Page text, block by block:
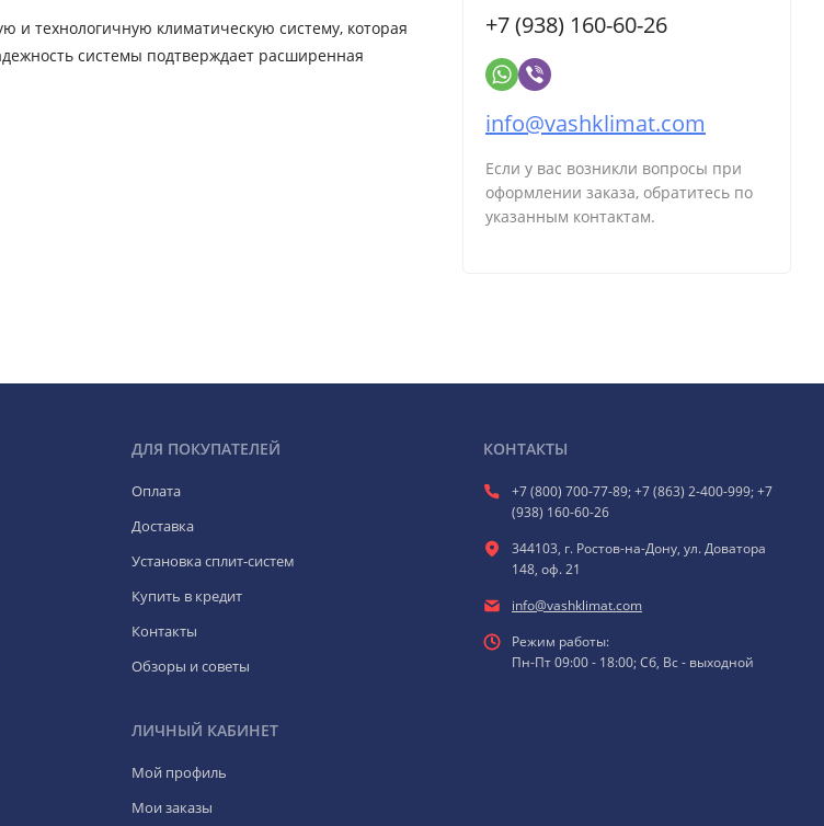
и технологичную климатическую систему, которая
системы подтверждает расширенная
+7 (938) 160-60-26
info@vashklimat.com
Если у вас возникли вопросы при
оформлении заказа, обратитесь по
указанным контактам.
ДЛЯ ПОКУПАТЕЛЕЙ
Оплата
Доставка
Установка сплит-систем
Купить в кредит
Контакты
Обзоры и советы
ЛИЧНЫЙ КАБИНЕТ
Мой профиль
Мои заказы
КОНТАКТЫ
+7 (800) 700-77-89; +7 (863) 2-400-999; +7
(938) 160-60-26
344103, г. Ростов-на-Дону, ул. Доватора
148, оф. 21
info@vashklimat.com
Режим работы:
Пн-Пт 09:00 - 18:00; Сб, Вс - выходной